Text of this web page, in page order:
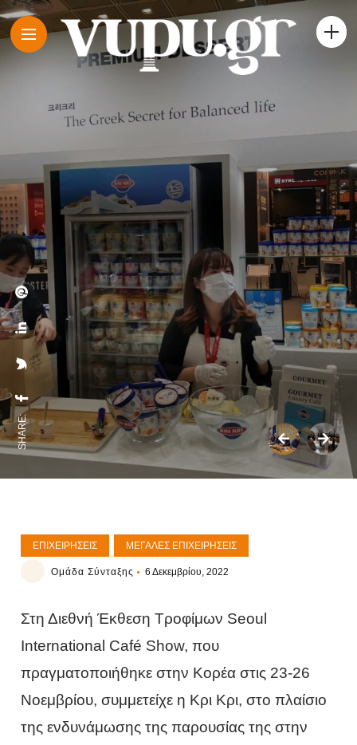
SHARE:
ΕΠΙΧΕΙΡΉΣΕΙΣ ΜΕΓΆΛΕΣ ΕΠΙΧΕΙΡΉΣΕΙΣ
Ομάδα Σύνταξης 6 Δεκεμβρίου, 2022
Στη Διεθνή Έκθεση Τροφίμων Seoul
International Café Show, που
πραγματοποιήθηκε στην Κορέα στις 23-26
Νοεμβρίου, συμμετείχε η Κρι Κρι, στο πλαίσιο
της ενδυνάμωσης της παρουσίας της στην